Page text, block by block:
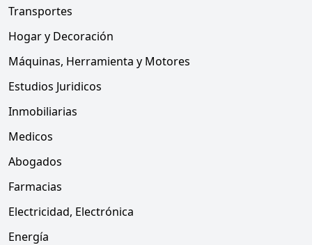
Transportes
Hogar y Decoración
Máquinas, Herramienta y Motores
Estudios Juridicos
Inmobiliarias
Medicos
Abogados
Farmacias
Electricidad, Electrónica
Energía